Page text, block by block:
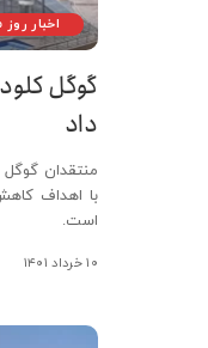
اخبار روز
گوگل
داد
منتقدان
با اهداف
است.
۱۰ خرداد ۱۴۰۱